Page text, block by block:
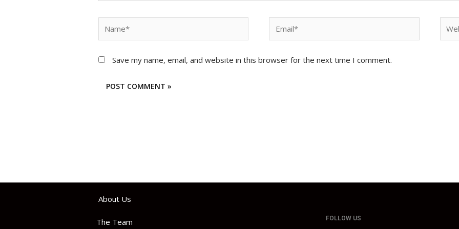
Save my name, email, and website in this browser for the next time I comment.
About Us
The Team FOLLOW US